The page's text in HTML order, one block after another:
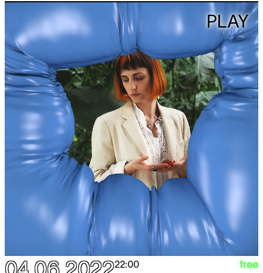
PLAY
22:00 free